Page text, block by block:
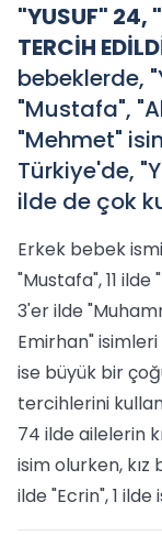
"YUSUF" 24,
TERCİH
bebeklerde,
"Mustafa",
"Mehmet"
Türkiye'de,
ilde de çok
Erkek bebek
"Mustafa", 11
3'er ilde
Emirhan" isimleri
ise büyük bir
tercihlerini
74 ilde ailelerin
isim olurken,
ilde "Ecrin", 1